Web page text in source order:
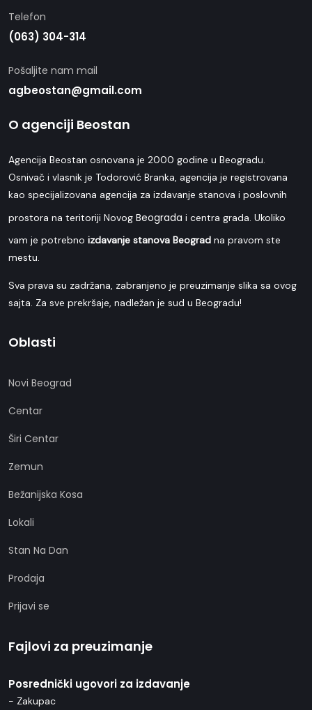
Telefon
(063) 304-314
Pošaljite nam mail
agbeostan@gmail.com
O agenciji Beostan
Agencija Beostan osnovana je 2000 godine u Beogradu.
Osnivač i vlasnik je Todorović Branka, agencija je registrovana
kao specijalizovana agencija za izdavanje stanova i poslovnih
prostora na teritoriji Novog Beograda i centra grada. Ukoliko
vam je potrebno izdavanje stanova Beograd na pravom ste
mestu.
Sva prava su zadržana, zabranjeno je preuzimanje slika sa ovog
sajta. Za sve prekršaje, nadležan je sud u Beogradu!
Oblasti
Novi Beograd
Centar
Širi Centar
Zemun
Bežanijska Kosa
Lokali
Stan Na Dan
Prodaja
Prijavi se
Fajlovi za preuzimanje
Posrednički ugovori za izdavanje
- Zakupac